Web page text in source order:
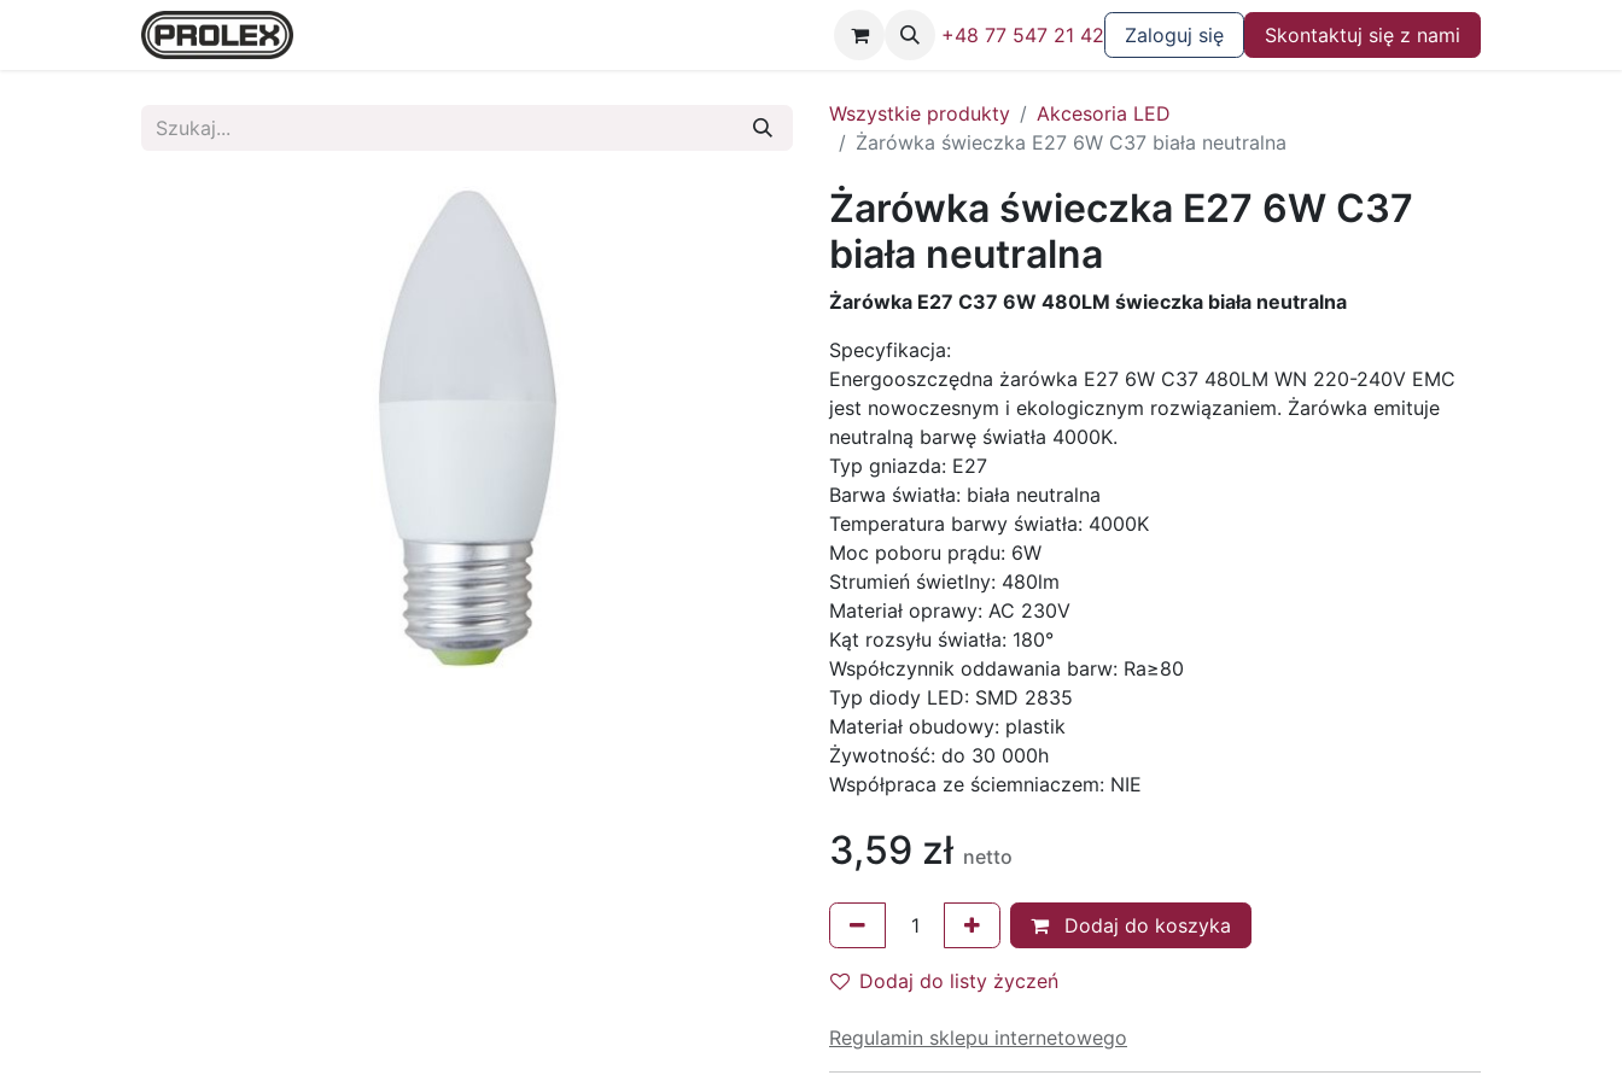
+48 77 547 21 42 Zaloguj się Skontaktuj się z nami
Wszystkie produkty
Akcesoria LED
Żarówka świeczka E27 6W C37 biała neutralna
Żarówka świeczka E27 6W C37
biała neutralna
Żarówka E27 C37 6W 480LM świeczka biała neutralna
Specyfikacja:
Energooszczędna żarówka E27 6W C37 480LM WN 220-240V EMC
jest nowoczesnym i ekologicznym rozwiązaniem. Żarówka emituje
neutralną barwę światła 4000K.
Typ gniazda: E27
Barwa światła: biała neutralna
Temperatura barwy światła: 4000K
Moc poboru prądu: 6W
Strumień świetlny: 480lm
Materiał oprawy: AC 230V
Kąt rozsyłu światła: 180°
Współczynnik oddawania barw: Ra≥80
Typ diody LED: SMD 2835
Materiał obudowy: plastik
Żywotność: do 30 000h
Współpraca ze ściemniaczem: NIE
3,59 zł netto
Dodaj do koszyka
Dodaj do listy życzeń
Regulamin sklepu internetowego